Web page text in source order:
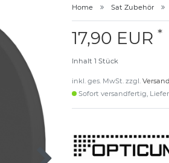
Home Sat Zubehör
17,90 EUR *
Inhalt 1 Stück
inkl. ges. MwSt. zzgl.
Sofort versandfertig,